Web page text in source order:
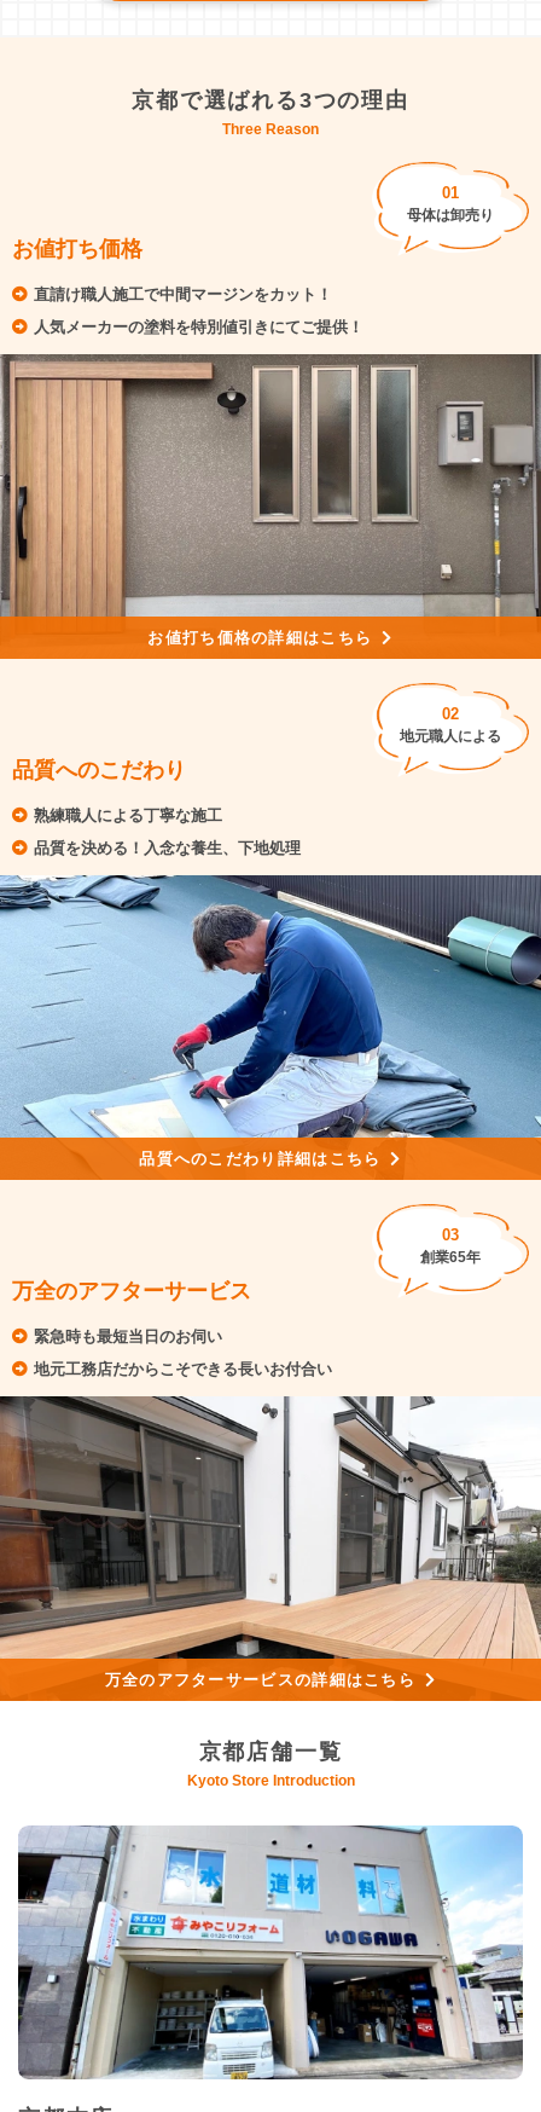
京都で選ばれる3つの理由
Three Reason
01
母体は卸売り
お値打ち価格
直請け職人施工で中間マージンをカット！
人気メーカーの塗料を特別値引きにてご提供！
お値打ち価格の詳細はこちら
02
地元職人による
品質へのこだわり
熟練職人による丁寧な施工
品質を決める！入念な養生、下地処理
品質へのこだわり詳細はこちら
03
創業65年
万全のアフターサービス
緊急時も最短当日のお伺い
地元工務店だからこそできる長いお付合い
万全のアフターサービスの詳細はこちら
京都店舗一覧
Kyoto Store Introduction